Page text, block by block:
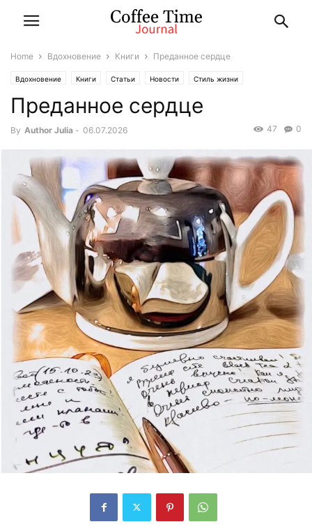
Home Вдохновение Книги Преданное сердце
Вдохновение Книги Статьи Новости Стиль жизни
Отношения с Ним
Преданное сердце
By Author Julia - 06.07.2026 0
47